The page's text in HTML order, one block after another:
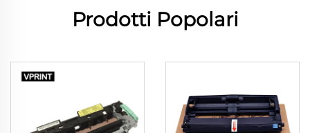
Prodotti Popolari